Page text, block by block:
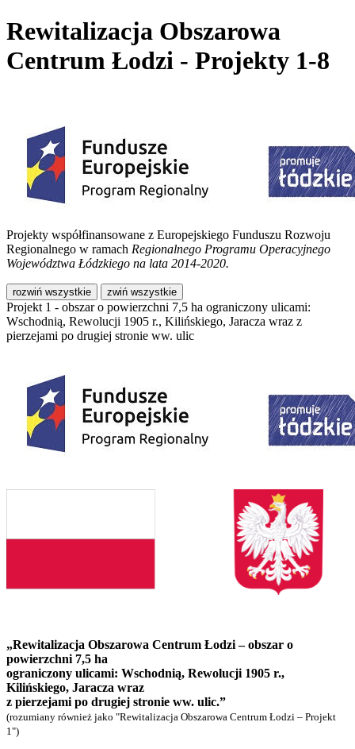
Rewitalizacja Obszarowa
Centrum Łodzi - Projekty 1-8
Projekty współfinansowane z Europejskiego Funduszu Rozwoju
Regionalnego w ramach Regionalnego Programu Operacyjnego
Województwa Łódzkiego na lata 2014-2020.
rozwiń wszystkie zwiń wszystkie
Projekt 1 - obszar o powierzchni 7,5 ha ograniczony ulicami:
Wschodnią, Rewolucji 1905 r., Kilińskiego, Jaracza wraz z
pierzejami po drugiej stronie ww. ulic
„Rewitalizacja Obszarowa Centrum Łodzi – obszar o
powierzchni 7,5 ha
ograniczony ulicami: Wschodnią, Rewolucji 1905 r.,
Kilińskiego, Jaracza wraz
z pierzejami po drugiej stronie ww. ulic.”
(rozumiany również jako "Rewitalizacja Obszarowa Centrum Łodzi – Projekt
1")